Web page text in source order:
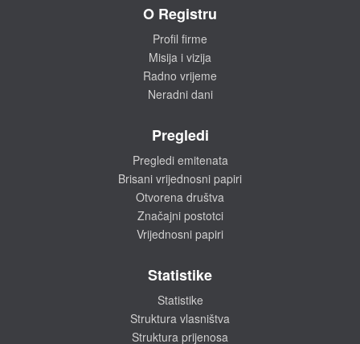
O Registru
Profil firme
Misija i vizija
Radno vrijeme
Neradni dani
Pregledi
Pregledi emitenata
Brisani vrijednosni papiri
Otvorena društva
Značajni postotci
Vrijednosni papiri
Statistike
Statistike
Struktura vlasništva
Struktura prijenosa